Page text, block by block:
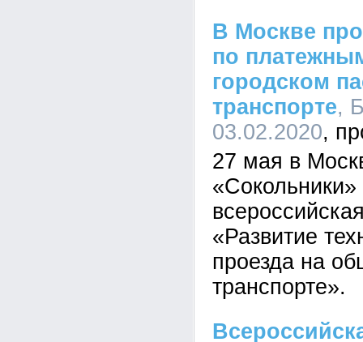
В Москве
по
городском
транспорте,
03.02.2020
27 мая в
«Развитие
проезда на
транспорте».